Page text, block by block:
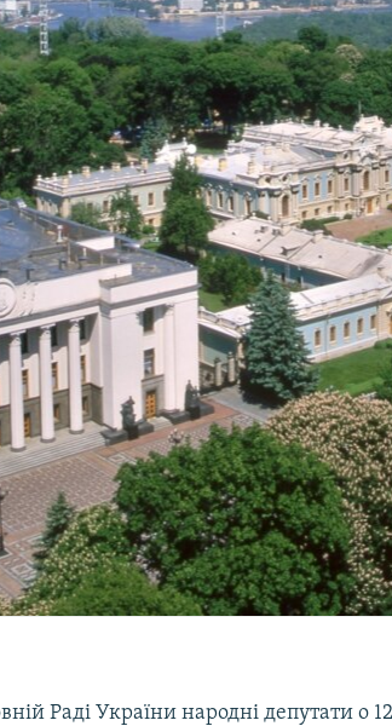
Раді України народні депутати о